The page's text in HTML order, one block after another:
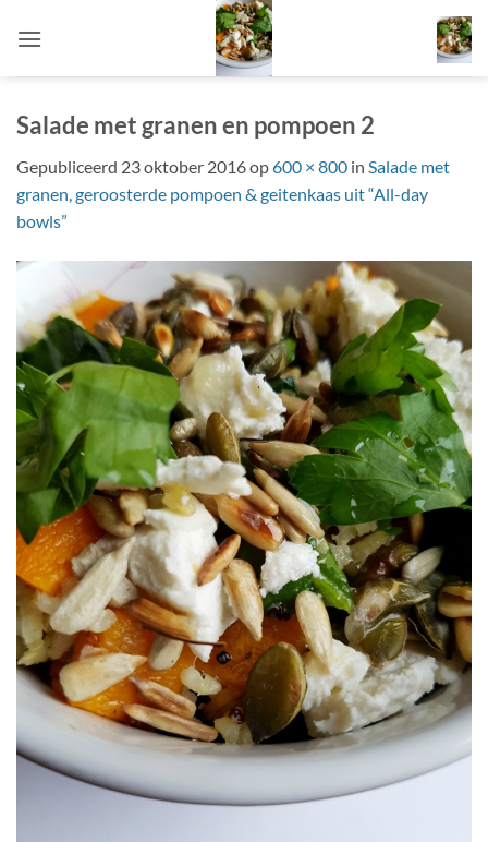
naar
Salade met granen en pompoen 2
Gepubliceerd 23 oktober 2016op600 × 800 in Salade met
granen, geroosterde pompoen & geitenkaas uit “All-day
bowls”